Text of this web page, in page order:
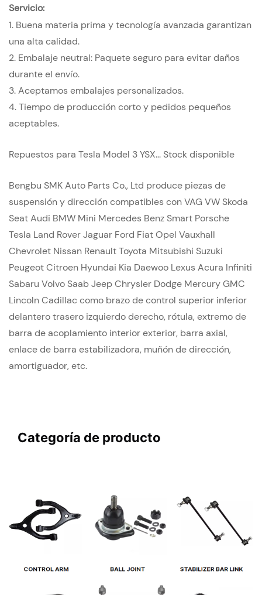
Servicio:
1. Buena materia prima y tecnología avanzada garantizan
una alta calidad.
2. Embalaje neutral: Paquete seguro para evitar daños
durante el envío.
3. Aceptamos embalajes personalizados.
4.Tiempo de producción corto y pedidos pequeños
aceptables.
Repuestos para Tesla Model 3 YSX... Stock disponible
Bengbu SMK Auto Parts Co., Ltd produce piezas de
suspensión y dirección compatibles con VAG VW Skoda
Seat Audi BMW Mini Mercedes Benz Smart Porsche
Tesla Land Rover Jaguar Ford Fiat Opel Vauxhall
Chevrolet Nissan Renault Toyota Mitsubishi Suzuki
Peugeot Citroen Hyundai Kia Daewoo Lexus Acura Infiniti
Sabaru Volvo Saab Jeep Chrysler Dodge Mercury GMC
Lincoln Cadillac como brazo de control superior inferior
delantero trasero izquierdo derecho, rótula, extremo de
barra de acoplamiento interior exterior, barra axial,
enlace de barra estabilizadora, muñón de dirección,
amortiguador, etc.